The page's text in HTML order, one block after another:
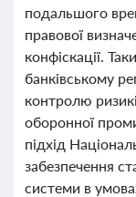
подальшого
правової
конфіскації.
банківському
контролю
оборонної
підхід
забезпечення
системи в